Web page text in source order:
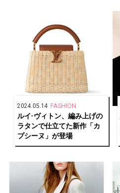
2024.05.14 FASHION
ルイ·ヴィトン、編み上げの
ラタンで仕立てた新作「カ
プシーヌ」が登場